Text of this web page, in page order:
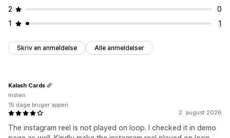
2
0
1
1
Skriv en anmeldelse Alle anmeldelser
2. august 2026
The instagram reel is not played on loop. I checked it in demo
Kalash Cards
Indien
15 dage bruger appen